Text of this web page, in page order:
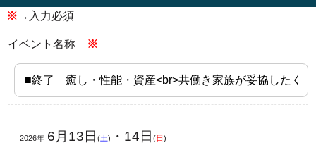
※ →入力必須
イベント名称 ※
2026年 6月13日 (土) ・14日 (日)